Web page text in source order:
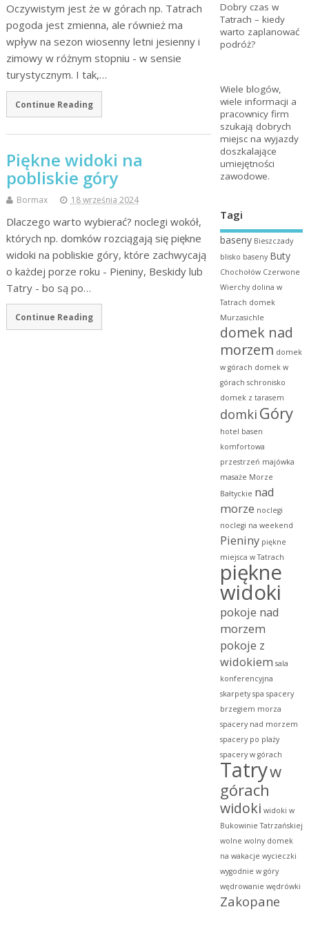
Oczywistym jest że w górach np. Tatrach
pogoda jest zmienna, ale również ma
wpływ na sezon wiosenny letni jesienny i
zimowy w różnym stopniu - w sensie
turystycznym. I tak,…
Continue Reading
Piękne widoki na
pobliskie góry
Bormax 18 września 2024
Dlaczego warto wybierać? noclegi wokół,
których np. domków rozciągają się piękne
widoki na pobliskie góry, które zachwycają
o każdej porze roku - Pieniny, Beskidy lub
Tatry - bo są po…
Continue Reading
Dobry czas w
Tatrach – kiedy
warto zaplanować
podróż?
Wiele blogów,
wiele informacji a
pracownicy firm
szukają dobrych
miejsc na wyjazdy
doszkalające
umiejętności
zawodowe.
Tagi
baseny Bieszczady
blisko baseny Buty
Chochołów Czerwone
Wierchy dolina w
Tatrach domek
Murzasichle
domek nad
morzem domek
w górach domek w
górach schronisko
domek z tarasem
domki Góry
hotel basen
komfortowa
przestrzeń majówka
masaże Morze
Bałtyckie nad
morze noclegi
noclegi na weekend
Pieniny piękne
miejsca w Tatrach
piękne
widoki
pokoje nad
morzem
pokoje z
widokiem sala
konferencyjna
skarpety spa spacery
brzegiem morza
spacery nad morzem
spacery po plaży
spacery w górach
Tatryw
górach
widoki widoki w
Bukowinie Tatrzańskiej
wolne wolny domek
na wakacje wycieczki
wygodnie w góry
wędrowanie wędrówki
Zakopane